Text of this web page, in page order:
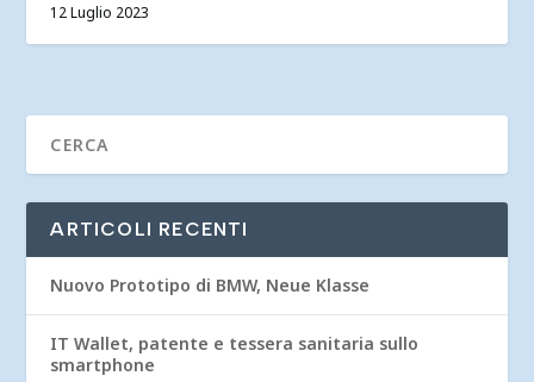
12 Luglio 2023
ARTICOLI RECENTI
Nuovo Prototipo di BMW, Neue Klasse
IT Wallet, patente e tessera sanitaria sullo
smartphone